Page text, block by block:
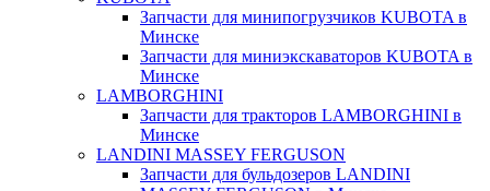
Запчасти для минипогрузчиков KUBOTA в
Минске
Запчасти для миниэкскаваторов KUBOTA в
Минске
LAMBORGHINI
Запчасти для тракторов LAMBORGHINI в
Минске
LANDINI MASSEY FERGUSON
Запчасти для бульдозеров LANDINI